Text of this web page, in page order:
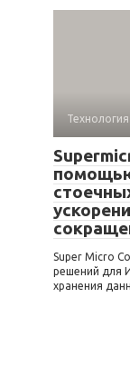
Технология
Super Micro
решений для
хранения